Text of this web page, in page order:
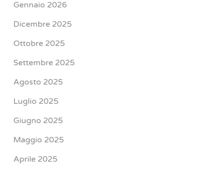
Gennaio 2026
Dicembre 2025
Ottobre 2025
Settembre 2025
Agosto 2025
Luglio 2025
Giugno 2025
Maggio 2025
Aprile 2025